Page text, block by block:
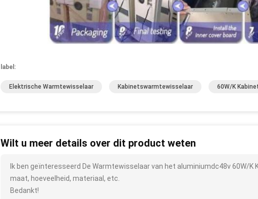
label:
Elektrische Warmtewisselaar Kabinetswarmtewisselaar 60W/K
Wilt u meer details over dit product weten
Ik ben geïnteresseerd De Warmtewisselaar van het aluminiumdc48v 60W/
maat, hoeveelheid, materiaal, etc.
Bedankt!